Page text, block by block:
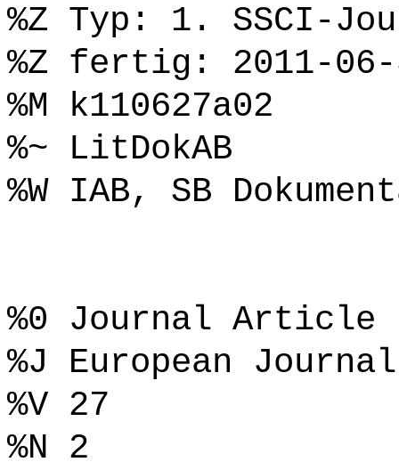
%Z Typ: 1. SSCI-
%Z fertig: 2011-06-
%M k110627a02
%~ LitDokAB
%W IAB, SB
%0 Journal Article
%J European
%V 27
%N 2